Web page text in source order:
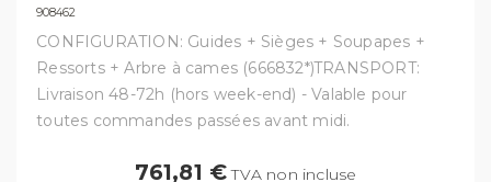
908462
CONFIGURATION: Guides + Sièges + Soupapes +
Ressorts + Arbre à cames (666832*)TRANSPORT:
Livraison 48-72h (hors week-end) - Valable pour
toutes commandes passées avant midi.
761,81 €TVA non incluse